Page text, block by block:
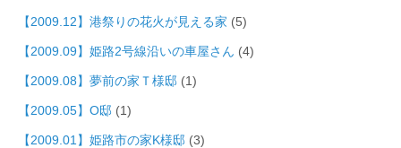
【2009.12】港祭りの花火が見える家 (5)
【2009.09】姫路2号線沿いの車屋さん (4)
【2009.08】夢前の家Ｔ様邸 (1)
【2009.05】O邸 (1)
【2009.01】姫路市の家K様邸 (3)